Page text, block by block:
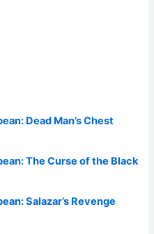
Dead Man’s Chest
The Curse of the Black
Salazar’s Revenge